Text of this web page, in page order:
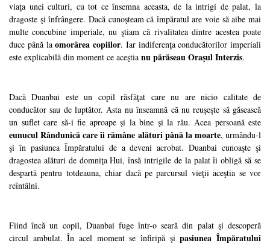
viaţa unei culturi, cu tot ce însemna aceasta, de la intrigi de palat, la
dragoste şi înfrângere. Dacă cunoşteam că împăratul are voie să aibe mai
multe concubine imperiale, nu ştiam că rivalitatea dintre acestea poate
duce până laomorârea copiilor. Iar indiferenţa conducătorilor imperiali
este explicabilă din moment ce aceştia nu părăseau Oraşul Interzis.
Dacă Duanbai este un copil răsfăţat care nu are nicio calitate de
conducător sau de luptător. Asta nu înseamnă că nu reuşeşte să găsească
un suflet care să-i fie aproape şi la bine şi la rău. Acea persoană este
eunucul Rândunică care îi rămâne alături până la moarte, urmându-l
şi în pasiunea Împăratului de a deveni acrobat. Duanbai cunoaşte şi
dragostea alături de domniţa Hui, însă intrigile de la palat îi obligă să se
despartă pentru totdeauna, chiar dacă pe parcursul vieţii aceştia se vor
reîntâlni.
Fiind încă un copil, Duanbai fuge într-o seară din palat şi descoperă
circul ambulat. În acel moment se înfiripă şipasiunea Împăratului